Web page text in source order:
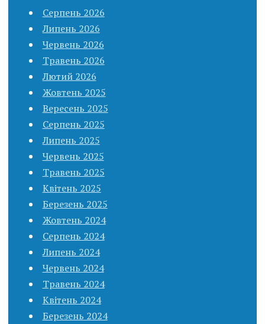
Серпень 2026
Липень 2026
Червень 2026
Травень 2026
Лютий 2026
Жовтень 2025
Вересень 2025
Серпень 2025
Липень 2025
Червень 2025
Травень 2025
Квітень 2025
Березень 2025
Жовтень 2024
Серпень 2024
Липень 2024
Червень 2024
Травень 2024
Квітень 2024
Березень 2024